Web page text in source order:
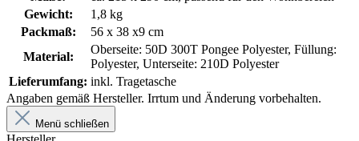
Gewicht:
1,8 kg
Packmaß:
56 x 38 x9 cm
Material:
Oberseite: 50D 300T Pongee Polyester, Füllung:
Polyester, Unterseite: 210D Polyester
Lieferumfang: inkl. Tragetasche
Angaben gemäß Hersteller. Irrtum und Änderung vorbehalten.
Menü schließen